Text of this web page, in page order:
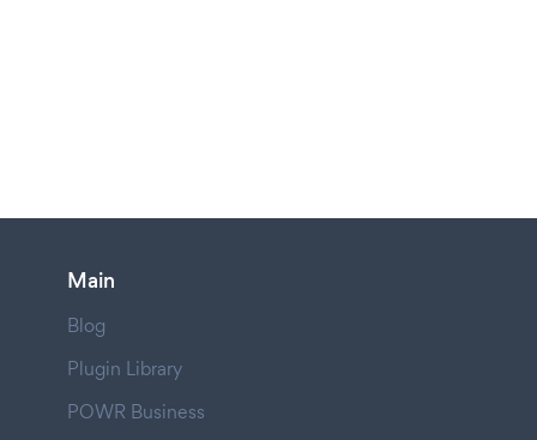
Main
Blog
Plugin Library
POWR Business